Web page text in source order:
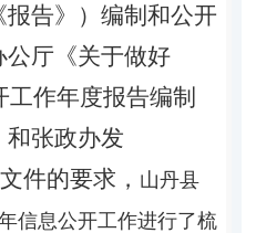
告》）编制和公开
厅《关于做好
工作年度报告编制
张政办发
件的要求， 山丹县
信息公开工作进行了梳